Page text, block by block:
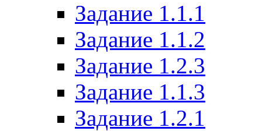
Задание 1.1.1
Задание 1.1.2
Задание 1.2.3
Задание 1.1.3
Задание 1.2.1